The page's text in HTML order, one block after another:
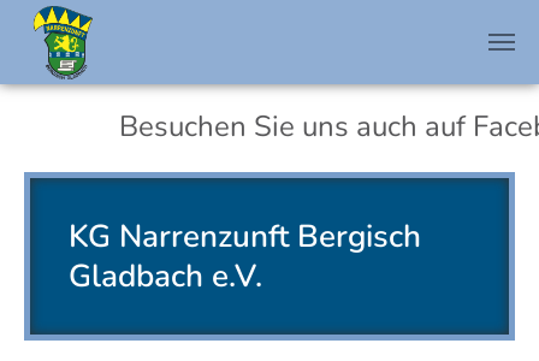
Zum Hauptinhalt springen
Besuchen Sie uns auch auf
KG Narrenzunft Bergisch
Gladbach e.V.